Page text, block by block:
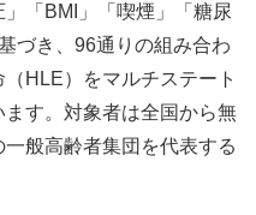
「BMI」「喫煙」「糖尿
づき、96通りの組み合わ
HLE）をマルチステート
す。対象者は全国から無
般高齢者集団を代表する